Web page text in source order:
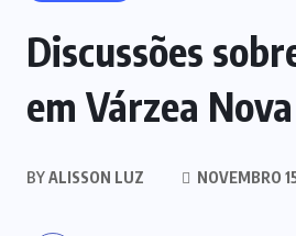
Discussões
em Várzea Nova
BYALISSON LUZ NOVEMBRO